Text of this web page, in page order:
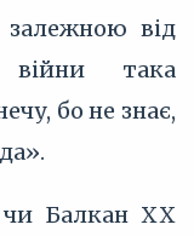
залежною від
війни така
бо не знає,
чи Балкан XX